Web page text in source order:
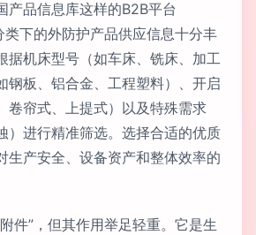
产品信息库这样的B2B平台
类下的外防护产品供应信息十分丰
据机床型号（如车床、铣床、加工
钢板、铝合金、工程塑料）、开启
卷帘式、上提式）以及特殊需求
）进行精准筛选。选择合适的优质
生产安全、设备资产和整体效率的
件”，但其作用举足轻重。它是生